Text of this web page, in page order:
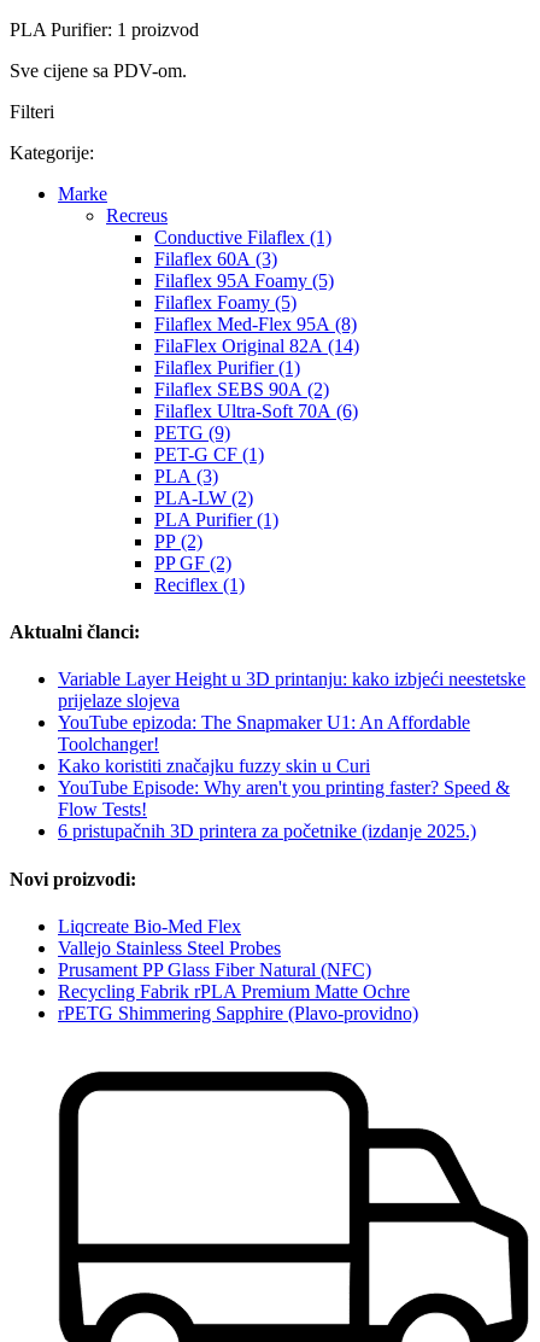
PLA Purifier: 1 proizvod
Sve cijene sa PDV-om.
Filteri
Kategorije:
Marke
Recreus
Conductive Filaflex (1)
Filaflex 60A (3)
Filaflex 95A Foamy (5)
Filaflex Foamy (5)
Filaflex Med-Flex 95A (8)
FilaFlex Original 82A (14)
Filaflex Purifier (1)
Filaflex SEBS 90A (2)
Filaflex Ultra-Soft 70A (6)
PETG (9)
PET-G CF (1)
PLA (3)
PLA-LW (2)
PLA Purifier (1)
PP (2)
PP GF (2)
Reciflex (1)
Aktualni članci:
Variable Layer Height u 3D printanju: kako izbjeći neestetske
prijelaze slojeva
YouTube epizoda: The Snapmaker U1: An Affordable
Toolchanger!
Kako koristiti značajku fuzzy skin u Curi
YouTube Episode: Why aren't you printing faster? Speed &
Flow Tests!
6 pristupačnih 3D printera za početnike (izdanje 2025.)
Novi proizvodi:
Liqcreate Bio-Med Flex
Vallejo Stainless Steel Probes
Prusament PP Glass Fiber Natural (NFC)
Recycling Fabrik rPLA Premium Matte Ochre
rPETG Shimmering Sapphire (Plavo-providno)